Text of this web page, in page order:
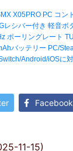
Facebook
11-15)